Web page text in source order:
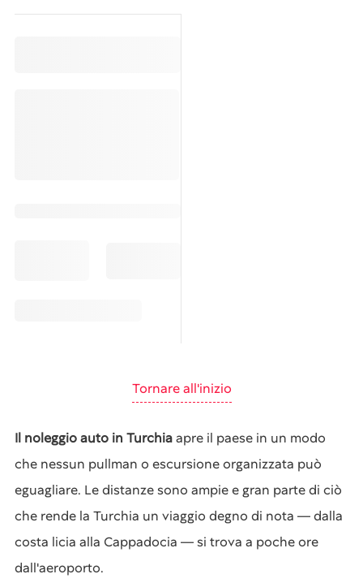
Tornare all'inizio
Il noleggio auto in Turchiaapre il paese in un modo
che nessun pullman o escursione organizzata può
eguagliare. Le distanze sono ampie e gran parte di ciò
che rende la Turchia un viaggio degno di nota — dalla
costa licia alla Cappadocia — si trova a poche ore
dall'aeroporto.